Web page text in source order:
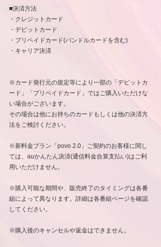
■決済方法
・クレジットカード
・デビットカード
・プリペイドカード(バンドルカードを含む)
・キャリア決済
※カード発行元の規定等により一部の「デビットカ
ード」「プリペイドカード」ではご購入いただけな
い場合がございます。
その場合は他にお持ちのカードもしくは他の決済方
法をご検討ください。
※新料金プラン「povo 2.0」ご契約のお客様に関し
ては、auかんたん決済(通信料金合算支払い)はご利
用いただけません。
※購入可能な期間や、販売終了のタイミングは各番
組によって異なります。詳細は各番組ページを確認
してください。
※購入後のキャンセルや返金はできません。